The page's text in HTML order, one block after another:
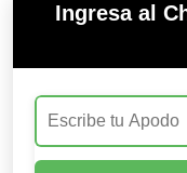
Ingresa al